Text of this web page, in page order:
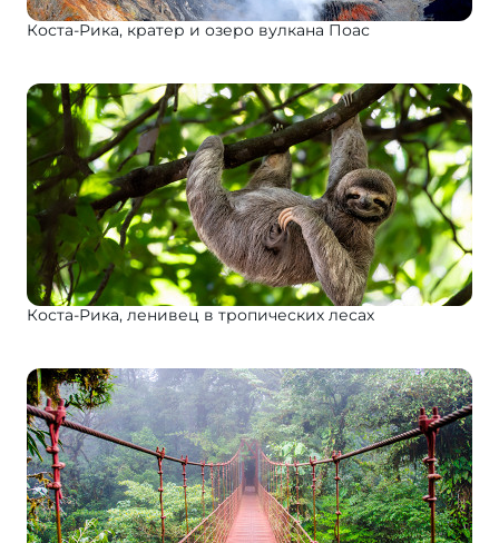
Коста-Рика, кратер и озеро вулкана Поас
Коста-Рика, ленивец в тропических лесах